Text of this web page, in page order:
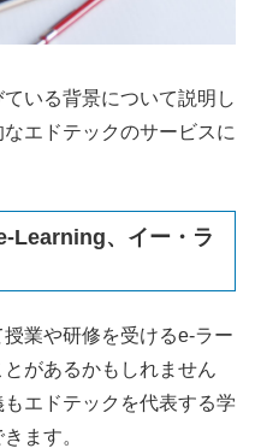
いる背景について説明し
エドテックのサービスに
Learning、イー・ラ
業や研修を受けるe-ラー
があるかもしれません
エドテックを代表する学
ます。